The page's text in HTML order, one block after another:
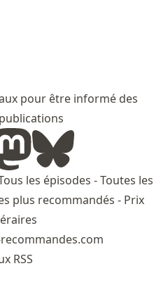
pour être informé des
les épisodes -Toutes les
plus recommandés - Prix
RSS